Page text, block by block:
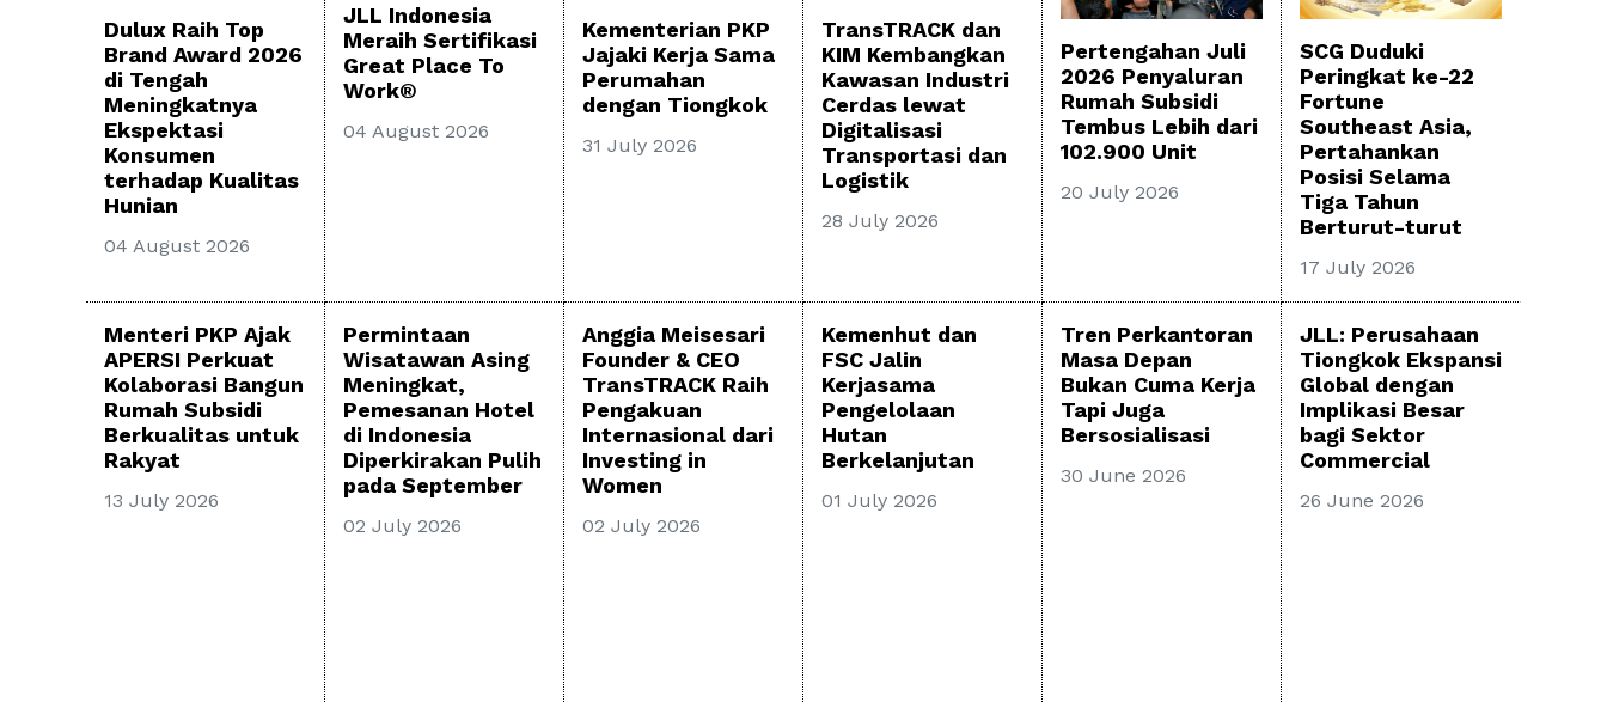
Dulux Raih Top
Brand Award 2026
di Tengah
Meningkatnya
Ekspektasi
Konsumen
terhadap Kualitas
Hunian
04 August 2026
JLL Indonesia
Meraih Sertifikasi
Great Place To
Work®
04 August 2026
Kementerian PKP
Jajaki Kerja Sama
Perumahan
dengan Tiongkok
31 July 2026
TransTRACK dan
KIM Kembangkan
Kawasan Industri
Cerdas lewat
Digitalisasi
Transportasi dan
Logistik
28 July 2026
Pertengahan Juli
2026 Penyaluran
Rumah Subsidi
Tembus Lebih dari
102.900 Unit
20 July 2026
SCG Duduki
Peringkat ke-22
Fortune
Southeast Asia,
Pertahankan
Posisi Selama
Tiga Tahun
Berturut-turut
17 July 2026
Menteri PKP Ajak
APERSI Perkuat
Kolaborasi Bangun
Rumah Subsidi
Berkualitas untuk
Rakyat
13 July 2026
Permintaan
Wisatawan Asing
Meningkat,
Pemesanan Hotel
di Indonesia
Diperkirakan Pulih
pada September
02 July 2026
Anggia Meisesari
Founder & CEO
TransTRACK Raih
Pengakuan
Internasional dari
Investing in
Women
02 July 2026
Kemenhut dan
FSC Jalin
Kerjasama
Pengelolaan
Hutan
Berkelanjutan
01 July 2026
Tren Perkantoran
Masa Depan
Bukan Cuma Kerja
Tapi Juga
Bersosialisasi
30 June 2026
JLL: Perusahaan
Tiongkok Ekspansi
Global dengan
Implikasi Besar
bagi Sektor
Commercial
26 June 2026